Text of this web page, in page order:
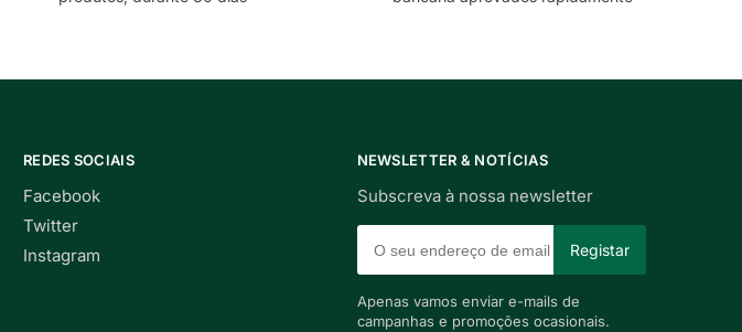
REDES SOCIAIS
Facebook
Twitter
Instagram
NEWSLETTER & NOTÍCIAS
Subscreva à nossa newsletter
Apenas vamos enviar e-mails de
campanhas e promoções ocasionais.